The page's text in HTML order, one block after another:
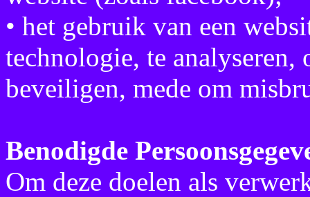
• het gebruik van een
technologie, te analyseren,
beveiligen, mede om
Benodigde
Om deze doelen als